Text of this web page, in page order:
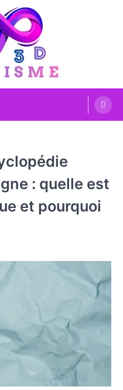
: quelle est
et pourquoi